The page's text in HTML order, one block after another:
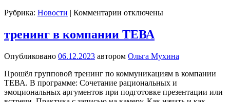
Рубрика: Новости | Комментарии к
тренинги
в
отключены
тренинг в компании ТЕВА
Опубликовано 06.12.2023 автором Ольга Мухина
Прошёл групповой тренинг по коммуникациям в компании
ТЕВА. В программе: Сочетание рациональных и
эмоциональных аргументов при подготовке презентации или